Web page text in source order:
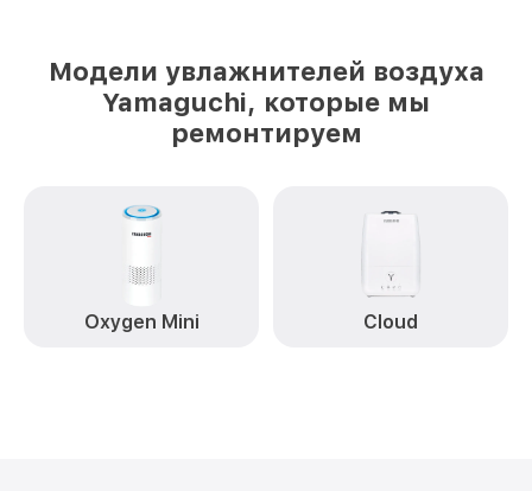
Модели увлажнителей воздуха
Yamaguchi, которые мы
ремонтируем
Oxygen Mini Cloud